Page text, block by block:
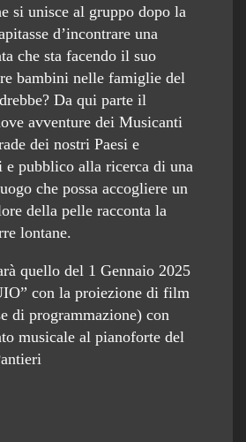
si unisce al gruppo dopo la
d’incontrare una
che sta facendo il suo
bambini nelle famiglie del
Da qui parte il
avventure dei Musicanti
dei nostri Paesi e
e pubblico alla ricerca di una
che possa accogliere un
della pelle racconta la
lontane.
quello del 1 Gennaio 2025
con la proiezione di film
di programmazione) con
musicale al pianoforte del